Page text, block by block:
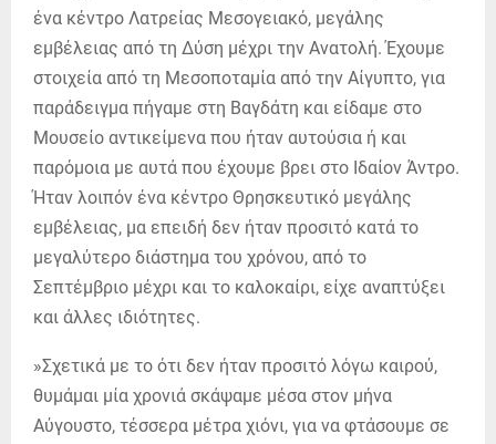
ένα κέντρο Λατρείας Μεσογειακό, μεγάλης
εμβέλειας από τη Δύση μέχρι την Ανατολή. Έχουμε
στοιχεία από τη Μεσοποταμία από την Αίγυπτο, για
παράδειγμα πήγαμε στη Βαγδάτη και είδαμε στο
Μουσείο αντικείμενα που ήταν αυτούσια ή και
παρόμοια με αυτά που έχουμε βρει στο Ιδαίον Άντρο.
Ήταν λοιπόν ένα κέντρο Θρησκευτικό μεγάλης
εμβέλειας, μα επειδή δεν ήταν προσιτό κατά το
μεγαλύτερο διάστημα του χρόνου, από το
Σεπτέμβριο μέχρι και το καλοκαίρι, είχε αναπτύξει
και άλλες ιδιότητες.
»Σχετικά με το ότι δεν ήταν προσιτό λόγω καιρού,
θυμάμαι μία χρονιά σκάψαμε μέσα στον μήνα
Αύγουστο, τέσσερα μέτρα χιόνι, για να φτάσουμε σε